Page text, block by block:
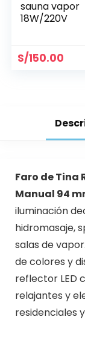
sauna vapor
18W/220V
S/150.00
Faro de Tina
Manual 94
iluminación
hidromasaje,
salas de
de colores y
reflector LED
relajantes y
residenciales